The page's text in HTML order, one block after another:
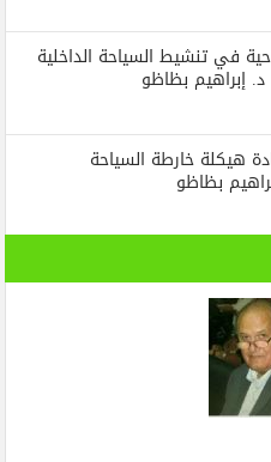
في تنشيط السياحة الداخلية
إبراهيم بظاظو
هيكلة خارطة السياحة
بظاظو